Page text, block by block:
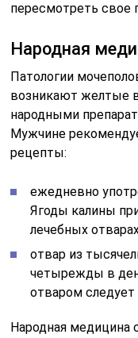
пересмотреть свое
Народная
Патологии
возникают желтые
народными
Мужчине
рецепты:
ежедневно
Ягоды калины
лечебных
отвар из
четырежды в
отваром
Народная медицина